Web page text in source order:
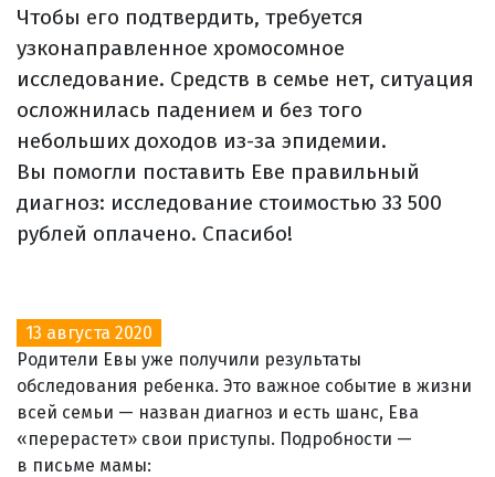
Чтобы его подтвердить, требуется
узконаправленное хромосомное
исследование. Средств в семье нет, ситуация
осложнилась падением и без того
небольших доходов из-за эпидемии.
Вы помогли поставить Еве правильный
диагноз: исследование стоимостью 33 500
рублей оплачено. Спасибо!
13 августа 2020
Родители Евы уже получили результаты
обследования ребенка. Это важное событие в жизни
всей семьи — назван диагноз и есть шанс, Ева
«перерастет» свои приступы. Подробности —
в письме мамы: